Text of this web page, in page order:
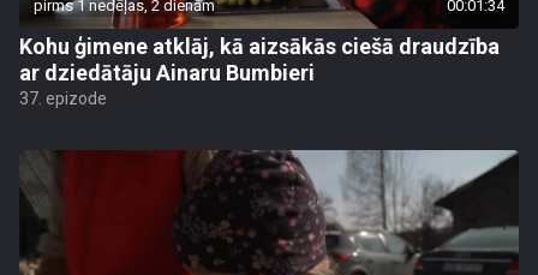
pirms 1 nedēļas, 2 dienām 00:01:34
Kohu ģimene atklāj, kā aizsākās ciešā draudzība
ar dziedātāju Ainaru Bumbieri
37. epizode